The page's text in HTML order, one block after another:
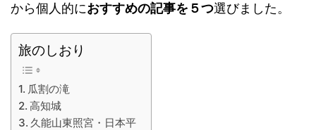
から個人的におすすめの記事を５つ選びました。
旅のしおり
瓜割の滝
高知城
久能山東照宮・日本平